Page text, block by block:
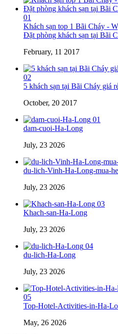
01
Khách sạn top 1 Bãi Cháy -
Đặt phòng khách sạn tại Bãi
February, 11 2017
02
5 khách sạn tại Bãi Cháy giá
October, 20 2017
01
dam-cuoi-Ha-Long
July, 23 2026
du-lich-Vinh-Ha-Long-mua-he
July, 23 2026
03
Khach-san-Ha-Long
July, 23 2026
04
du-lich-Ha-Long
July, 23 2026
05
Top-Hotel-Activities-in-Ha-
May, 26 2026